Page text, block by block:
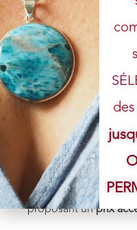
Accueil/Boutique/ Boucle d'oreille /
Boucle
39,00
Fabriquées en Thaïlande :
boucles
minutieusement
bijouTHÉrie.
Nous garantissons
proposant unprix
Votre email